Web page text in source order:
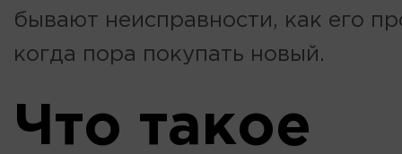
бывают неисправности, как его
когда пора покупать новый.
Что такое